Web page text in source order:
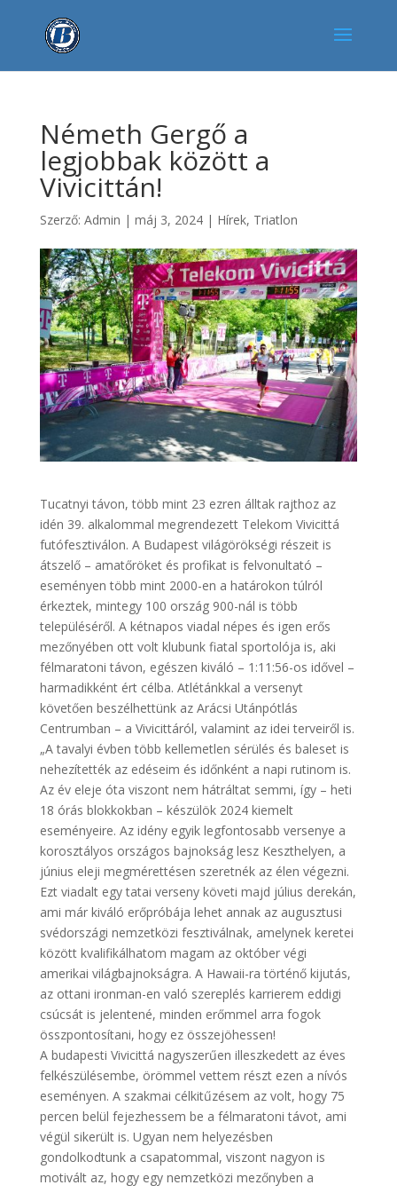
Németh Gergő a
legjobbak között a
Vivicittán!
Szerző: Admin | máj 3, 2024| Hírek, Triatlon
Tucatnyi távon, több mint 23 ezren álltak rajthoz az
idén 39. alkalommal megrendezett Telekom Vivicittá
futófesztiválon. A Budapest világörökségi részeit is
átszelő – amatőröket és profikat is felvonultató –
eseményen több mint 2000-en a határokon túlról
érkeztek, mintegy 100 ország 900-nál is több
településéről. A kétnapos viadal népes és igen erős
mezőnyében ott volt klubunk fiatal sportolója is, aki
félmaratoni távon, egészen kiváló – 1:11:56-os idővel –
harmadikként ért célba. Atlétánkkal a versenyt
követően beszélhettünk az Arácsi Utánpótlás
Centrumban – a Vivicittáról, valamint az idei terveiről is.
„A tavalyi évben több kellemetlen sérülés és baleset is
nehezítették az edéseim és időnként a napi rutinom is.
Az év eleje óta viszont nem hátráltat semmi, így – heti
18 órás blokkokban – készülök 2024 kiemelt
eseményeire. Az idény egyik legfontosabb versenye a
korosztályos országos bajnokság lesz Keszthelyen, a
június eleji megmérettésen szeretnék az élen végezni.
Ezt viadalt egy tatai verseny követi majd július derekán,
ami már kiváló erőpróbája lehet annak az augusztusi
svédországi nemzetközi fesztiválnak, amelynek keretei
között kvalifikálhatom magam az október végi
amerikai világbajnokságra. A Hawaii-ra történő kijutás,
az ottani ironman-en való szereplés karrierem eddigi
csúcsát is jelentené, minden erőmmel arra fogok
összpontosítani, hogy ez összejöhessen!
A budapesti Vivicittá nagyszerűen illeszkedett az éves
felkészülésembe, örömmel vettem részt ezen a nívós
eseményen. A szakmai célkitűzésem az volt, hogy 75
percen belül fejezhessem be a félmaratoni távot, ami
végül sikerült is. Ugyan nem helyezésben
gondolkodtunk a csapatommal, viszont nagyon is
motivált az, hogy egy nemzetközi mezőnyben a